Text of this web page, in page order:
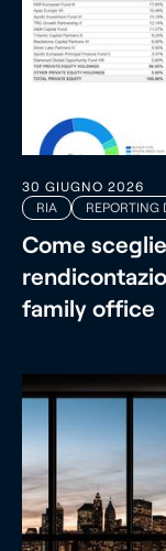
30 GIUGNO 2026
RIA
REPORTING
Come
family office